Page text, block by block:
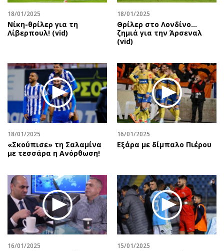
18/01/2025
Νίκη-θρίλερ για τη
Λίβερπουλ! (vid)
18/01/2025
Θρίλερ στο Λονδίνο…
ζημιά για την Άρσεναλ
(vid)
18/01/2025
«Σκούπισε» τη Σαλαμίνα
με τεσσάρα η Ανόρθωση!
16/01/2025
Εξάρα με δίμπαλο Πιέρου
16/01/2025 15/01/2025